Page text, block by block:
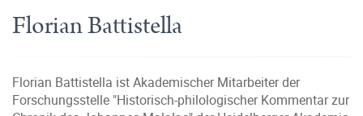
Florian Battistella
Florian Battistella ist Akademischer Mitarbeiter der
Forschungsstelle "Historisch-philologischer Kommentar zur